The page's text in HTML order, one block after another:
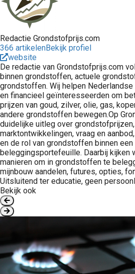
Redactie Grondstofprijs.com
366 artikelenBekijk profiel
website
De redactie van Grondstofprijs.com
binnen grondstoffen, actuele
grondstoffen. Wij helpen
en financieel geïnteresseerden om
prijzen van goud, zilver, olie, gas,
andere grondstoffen bewegen.Op
duidelijke uitleg over
marktontwikkelingen, vraag en
en de rol van grondstoffen binnen
beleggingsportefeuille. Daarbij kijken
manieren om in grondstoffen te
mijnbouw aandelen, futures, opties,
Uitsluitend ter educatie, geen
Bekijk ook